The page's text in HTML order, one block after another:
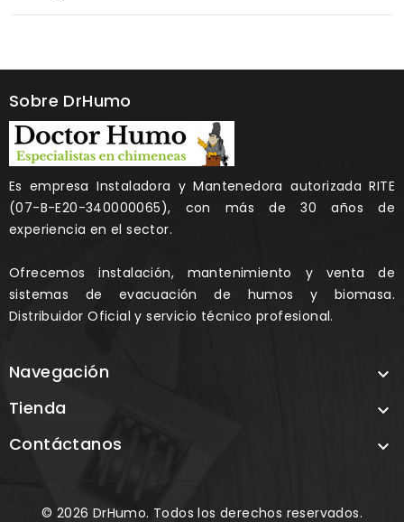
Sobre DrHumo
Es empresa Instaladora y Mantenedora autorizada RITE
(07-B-E20-340000065), con más de 30 años de
experiencia en el sector.
Ofrecemos instalación, mantenimiento y venta de
sistemas de evacuación de humos y biomasa.
Distribuidor Oficial y servicio técnico profesional.
Navegación 
Tienda 
Contáctanos 
© 2026 DrHumo. Todos los derechos reservados.